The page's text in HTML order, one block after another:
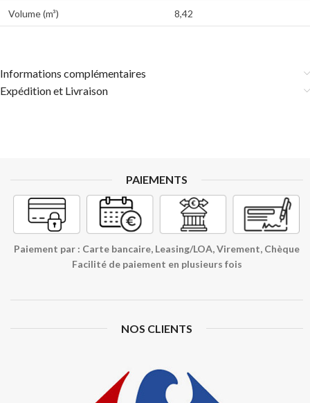
Volume (m³) 8,42
Informations complémentaires
Expédition et Livraison
PAIEMENTS
Paiement par : Carte bancaire, Leasing/LOA, Virement, Chèque
Facilité de paiement en plusieurs fois
NOS CLIENTS